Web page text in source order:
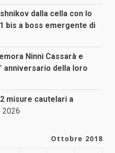
dalla cella con lo
bis a boss emergente di
Ninni Cassarà e
anniversario della loro
misure cautelari a
2026
Ottobre 2018